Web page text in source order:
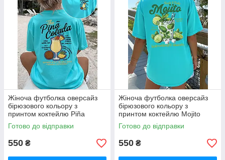
Жіноча футболка оверсайз
бірюзового кольору з
принтом коктейлю Piña
Colada
Готово до відправки
550 ₴
Жіноча футболка оверсайз
бірюзового кольору з
принтом коктейлю Mojito
Готово до відправки
550 ₴